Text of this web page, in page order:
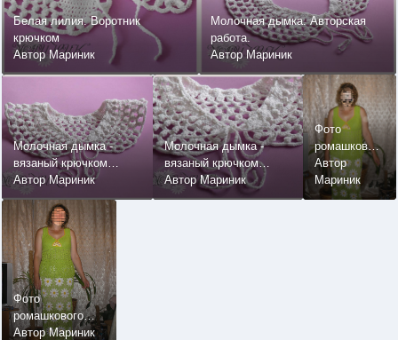
Белая лилия. Воротник
крючком
Автор Мариник
Молочная дымка. Авторская
работа.
Автор Мариник
Молочная дымка -
вязаный крючком
воротник
Автор Мариник
Молочная дымка -
вязаный крючком
воротник
Автор Мариник
Фото
ромашкового
костюма на
сестре
Автор
Мариник
Фото
ромашкового
костюма на
Автор Мариник